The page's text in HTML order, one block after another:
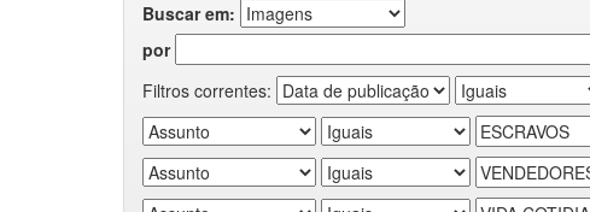
Buscar em:
por
Filtros correntes: